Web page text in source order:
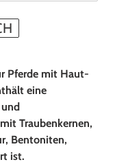
Pferde mit Haut-
eine
Traubenkernen,
Bentoniten,
ist.